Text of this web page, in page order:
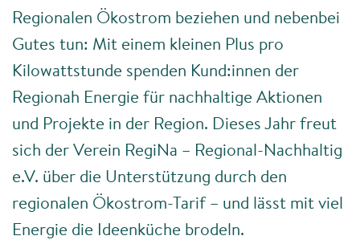
Über uns
Regionah informiert
Offene Stellen
Team
Regionalen Ökostrom beziehen und nebenbei
Gutes tun: Mit einem kleinen Plus pro
Kilowattstunde spenden Kund:innen der
Regionah Energie für nachhaltige Aktionen
und Projekte in der Region. Dieses Jahr freut
sich der Verein RegiNa – Regional-Nachhaltig
e.V. über die Unterstützung durch den
regionalen Ökostrom-Tarif – und lässt mit viel
Energie die Ideenküche brodeln.